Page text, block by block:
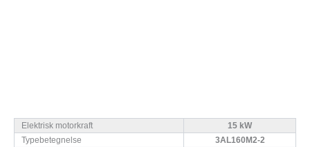
Elektrisk motorkraft
15 kW
Typebetegnelse
3AL160M2-2